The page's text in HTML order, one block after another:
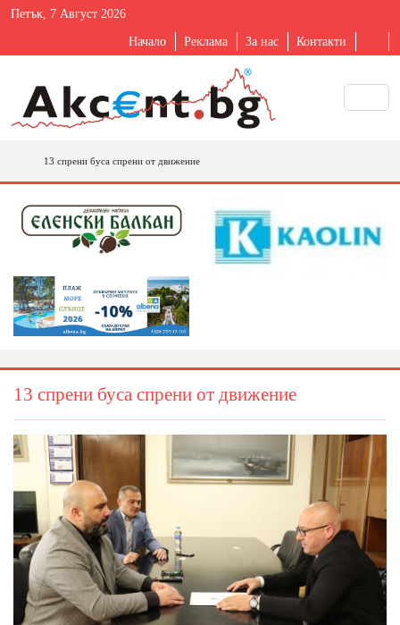
Петък, 7 Август 2026
Начало Реклама За нас Контакти
13 спрени буса спрени от движение
13 спрени буса спрени от движение